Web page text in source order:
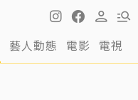
藝人動態 電影 電視